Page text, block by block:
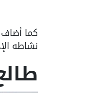
كما
نشاطه